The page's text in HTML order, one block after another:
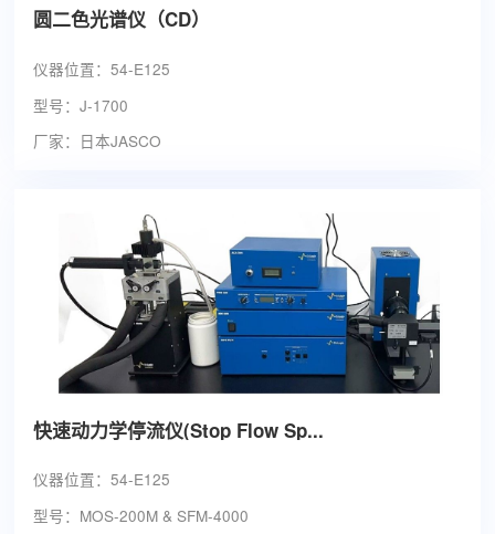
圆二色光谱仪（CD）
仪器位置：54-E125
型号：J-1700
厂家：日本JASCO
快速动力学停流仪(Stop Flow Sp...
仪器位置：54-E125
型号：MOS-200M & SFM-4000